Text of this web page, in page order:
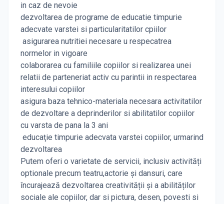
in caz de nevoie
dezvoltarea de programe de educatie timpurie
adecvate varstei si particularitatilor cpiilor
asigurarea nutritiei necesare u respecatrea
normelor in vigoare
colaborarea cu familiile copiilor si realizarea unei
relatii de parteneriat activ cu parintii in respectarea
interesului copiilor
asigura baza tehnico-materiala necesara activitatilor
de dezvoltare a deprinderilor si abilitatilor copiilor
cu varsta de pana la 3 ani
educaţie timpurie adecvata varstei copiilor, urmarind
dezvoltarea
Putem oferi o varietate de servicii, inclusiv activități
optionale precum teatru,actorie și dansuri, care
încurajează dezvoltarea creativității și a abilităților
sociale ale copiilor, dar si pictura, desen, povesti si